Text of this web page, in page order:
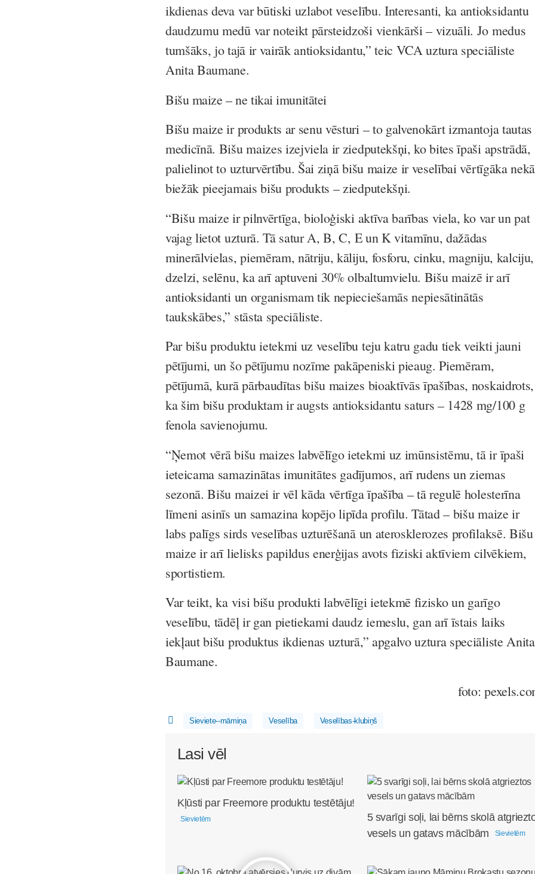
ikdienas deva var būtiski uzlabot veselību. Interesanti, ka antioksidantu
daudzumu medū var noteikt pārsteidzoši vienkārši – vizuāli. Jo medus
tumšāks, jo tajā ir vairāk antioksidantu,” teic VCA uztura speciāliste
Anita Baumane.
Bišu maize – ne tikai imunitātei
Bišu maize ir produkts ar senu vēsturi – to galvenokārt izmantoja tautas
medicīnā. Bišu maizes izejviela ir ziedputekšņi, ko bites īpaši apstrādā,
palielinot to uzturvērtību. Šai ziņā bišu maize ir veselībai vērtīgāka nekā
biežāk pieejamais bišu produkts – ziedputekšņi.
“Bišu maize ir pilnvērtīga, bioloģiski aktīva barības viela, ko var un pat
vajag lietot uzturā. Tā satur A, B, C, E un K vitamīnu, dažādas
minerālvielas, piemēram, nātriju, kāliju, fosforu, cinku, magniju, kalciju,
dzelzi, selēnu, ka arī aptuveni 30% olbaltumvielu. Bišu maizē ir arī
antioksidanti un organismam tik nepieciešamās nepiesātinātās
taukskābes,” stāsta speciāliste.
Par bišu produktu ietekmi uz veselību teju katru gadu tiek veikti jauni
pētījumi, un šo pētījumu nozīme pakāpeniski pieaug. Piemēram,
pētījumā, kurā pārbaudītas bišu maizes bioaktīvās īpašības, noskaidrots,
ka šim bišu produktam ir augsts antioksidantu saturs – 1428 mg/100 g
fenola savienojumu.
“Ņemot vērā bišu maizes labvēlīgo ietekmi uz imūnsistēmu, tā ir īpaši
ieteicama samazinātas imunitātes gadījumos, arī rudens un ziemas
sezonā. Bišu maizei ir vēl kāda vērtīga īpašība – tā regulē holesterīna
līmeni asinīs un samazina kopējo lipīda profilu. Tātad – bišu maize ir
labs palīgs sirds veselības uzturēšanā un aterosklerozes profilaksē. Bišu
maize ir arī lielisks papildus enerģijas avots fiziski aktīviem cilvēkiem,
sportistiem.
Var teikt, ka visi bišu produkti labvēlīgi ietekmē fizisko un garīgo
veselību, tādēļ ir gan pietiekami daudz iemeslu, gan arī īstais laiks
iekļaut bišu produktus ikdienas uzturā,” apgalvo uztura speciāliste Anita
Baumane.
foto:
Sieviete--māmiņa Veselība Veselības-klubiņš
Lasi vēl
Kļūsti par Freemore produktu testētāju!
Sievietēm
5 svarīgi soļi, lai bērns skolā
vesels un gatavs mācībām
Sievietēm